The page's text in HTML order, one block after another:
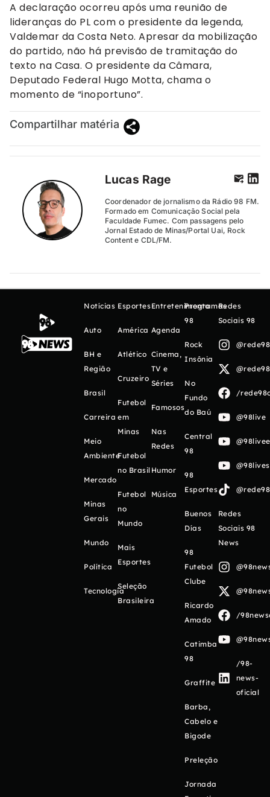
A declaração ocorreu após uma reunião de
lideranças do PL com o presidente da legenda,
Valdemar da Costa Neto. Apresar da mobilização
do partido, não há previsão de tramitação do
texto na Casa. O presidente da Câmara,
Deputado Federal Hugo Motta, chama o
momento de “inoportuno”.
Compartilhar matéria
Lucas Rage
Coordenador de jornalismo da Rádio 98 FM.
Formado em Comunicação Social pela
Faculdade Fumec. Com passagens pelo
Jornal Estado de Minas/Portal Uai, Rock
Content e CDL/FM.
Notícias
Auto
BH e
Região
Brasil
Carreira
Meio
Ambiente
Mercado
Minas
Gerais
Mundo
Política
Tecnologia
Esportes
América
Atlético
Cruzeiro
Futebol
em
Minas
Futebol
no Brasil
Futebol
no
Mundo
Mais
Esportes
Seleção
Brasileira
Entretenimento
Agenda
Cinema,
TV e
Séries
Famosos
Nas
Redes
Humor
Música
Programas
98
Rock
Insônia
No
Fundo
do Baú
Central
98
98
Esportes
Buenos
Días
98
Futebol
Clube
Ricardo
Amado
Catimba
98
Graffite
Barba,
Cabelo e
Bigode
Preleção
Jornada
Redes
Sociais 98
/
@98live
Redes
Sociais 98
News
/
/98-
news-
oficial